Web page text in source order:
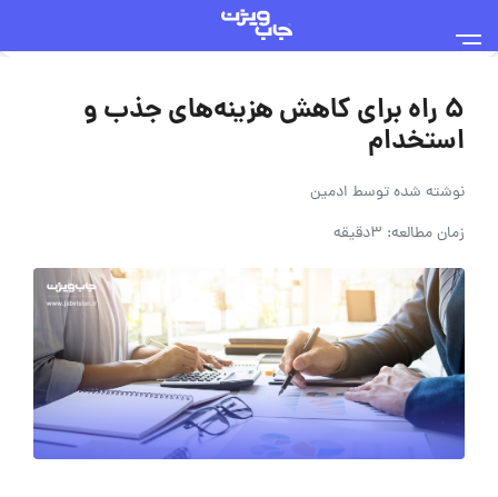
5 راه برای کاهش هزینه‌های جذب و
استخدام
نوشته شده توسط ادمین
زمان مطالعه: 3دقیقه